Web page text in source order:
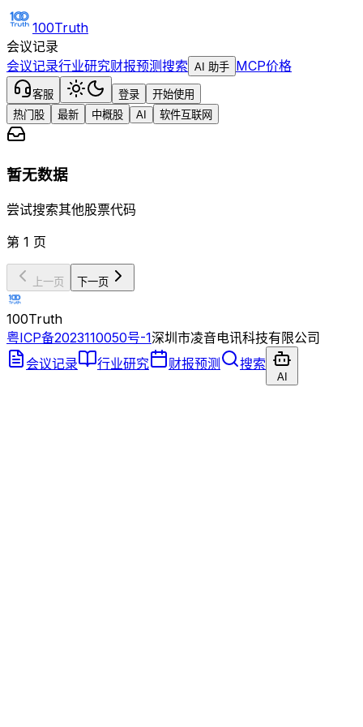
100Truth
会议记录
会议记录行业研究财报预测搜索 AI 助手 MCP价格
客服 登录
开始使用
热门股
最新 中概股 AI 软件互联网
暂无数据
尝试搜索其他股票代码
第 1 页
上一页 下一页
100Truth
粤ICP备2023110050号-1深圳市凌音电讯科技有限公司
会议记录
行业研究 财报预测 搜索
AI